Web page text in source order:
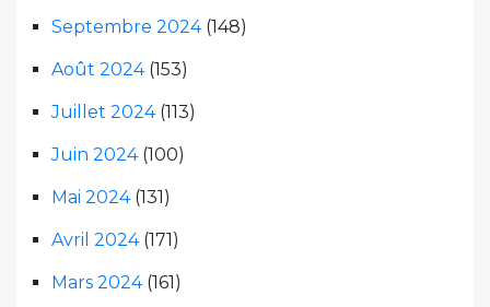
Septembre 2024(148)
Août 2024(153)
Juillet 2024(113)
Juin 2024(100)
Mai 2024(131)
Avril 2024(171)
Mars 2024(161)